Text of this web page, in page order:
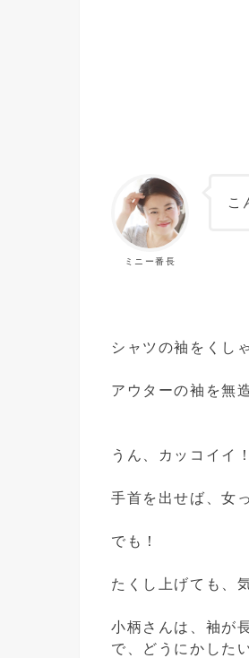
ミニー番長
こ
シャツの袖をくし
アウターの袖を無
うん、カッコイイ！
手首を出せば、女
でも！
たくし上げても、
小柄さんは、袖が
で、どうにかした